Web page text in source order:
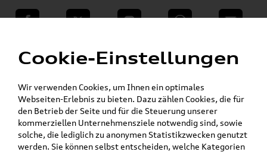
teilen Twitter Instagram WhatsApp E-Mail
VW Shop - VW Originalteile und Zubehör »
» Komfort & Schutz »
Fußmatten » Fabia
Mein Kundenkonto Warenkorb
Artikel für ihr Modell
Cookie-Einstellungen
Wir verwenden Cookies, um Ihnen ein optimales
Webseiten-Erlebnis zu bieten. Dazu zählen Cookies, die für
den Betrieb der Seite und für die Steuerung unserer
kommerziellen Unternehmensziele notwendig sind, sowie
solche, die lediglich zu anonymen Statistikzwecken genutzt
werden. Sie können selbst entscheiden, welche Kategorien